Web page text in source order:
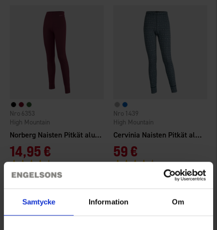
Samtycke Information Om
Norberg Naisten Pitkät alushousut
High Mountain
6353
14,95 €
Arvio: 4.3 5:sta tähdestä
Cervinia Naisten Pitkät alushousut Merinovilla
High Mountain
1439
59 €
Arvio: 4.7 5:sta tähdestä